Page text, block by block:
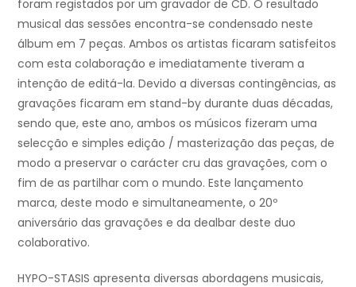
foram registados por um gravador de CD. O resultado
musical das sessões encontra-se condensado neste
álbum em 7 peças. Ambos os artistas ficaram satisfeitos
com esta colaboração e imediatamente tiveram a
intenção de editá-la. Devido a diversas contingências, as
gravações ficaram em stand-by durante duas décadas,
sendo que, este ano, ambos os músicos fizeram uma
selecção e simples edição / masterização das peças, de
modo a preservar o carácter cru das gravações, com o
fim de as partilhar com o mundo. Este lançamento
marca, deste modo e simultaneamente, o 20º
aniversário das gravações e da dealbar deste duo
colaborativo.
HYPO-STASIS apresenta diversas abordagens musicais,